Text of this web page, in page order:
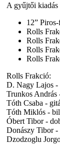
A gyűjtői kiadás
12”
Rolls
Rolls
Rolls
Rolls
Rolls Frakció:
D. Nagy Lajos -
Trunkos András
Tóth Csaba -
Tóth Miklós -
Óbert Tibor -
Donászy Tibor -
Dzodzoglu